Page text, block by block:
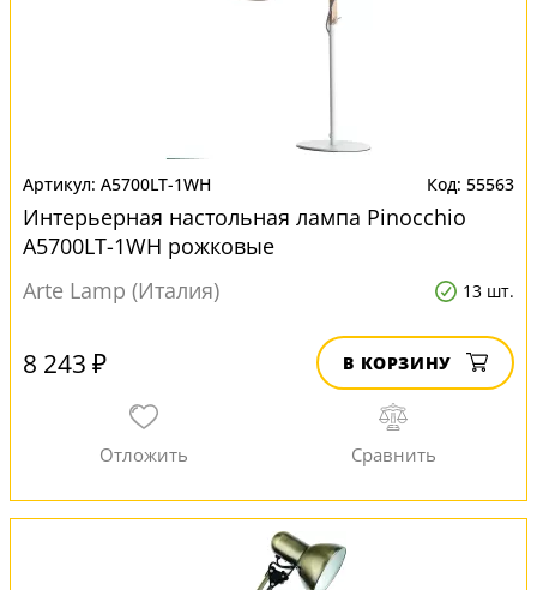
A5700LT-1WH 55563
Интерьерная настольная лампа Pinocchio
A5700LT-1WH рожковые
Arte Lamp (Италия)
13 шт.
8 243 ₽ В КОРЗИНУ